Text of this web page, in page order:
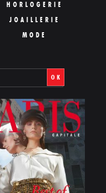
HORLOGERIE
JOAILLERIE
MODE
OK